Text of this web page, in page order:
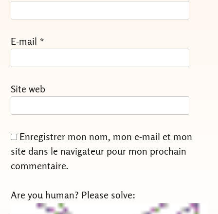
E-mail *
Site web
Enregistrer mon nom, mon e-mail et mon
site dans le navigateur pour mon prochain
commentaire.
Are you human? Please solve: